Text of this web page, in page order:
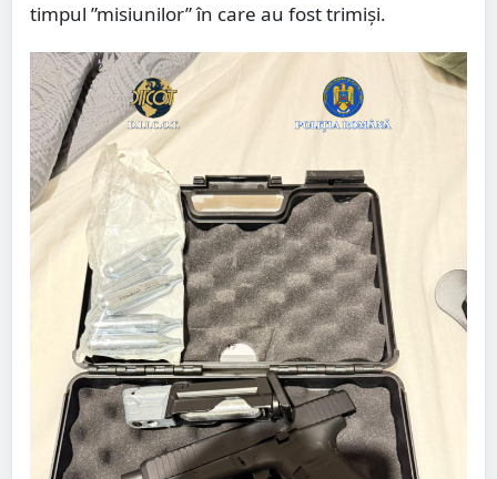
timpul ”misiunilor” în care au fost trimiși.